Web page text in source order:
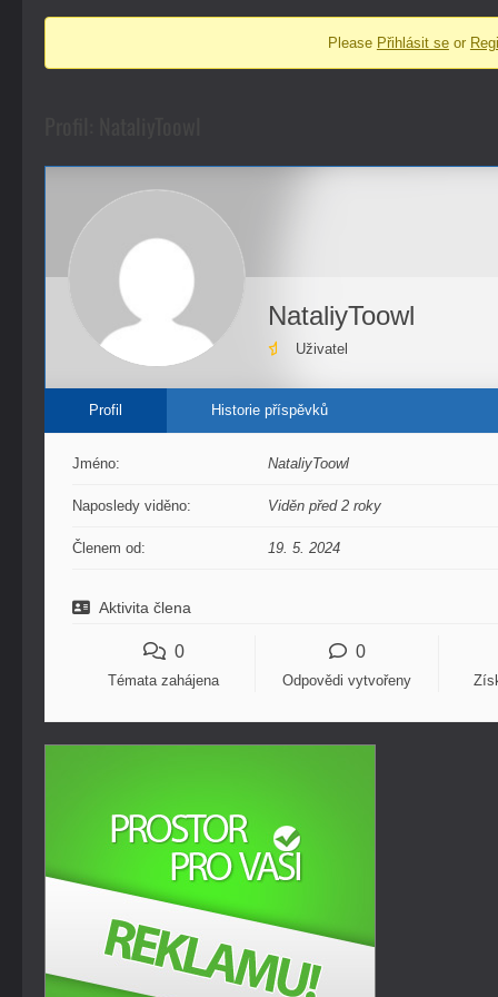
nacházíte
Please Přihlásit seor
NataliyToowl
Uživatel
Profil Historie příspěvků
Jméno: NataliyToowl
Naposledy viděno: Viděn před 2 roky
Členem od: 19. 5. 2024
Aktivita člena
0
Témata zahájena
0
Odpovědi vytvořeny